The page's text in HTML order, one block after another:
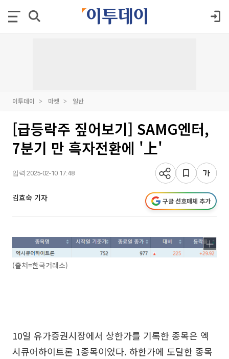
이투데이 마켓 일반
[급등락주 짚어보기] SAMG엔터,
7분기 만 흑자전환에 '上'
입력 2025-02-10 17:48
김효숙 기자 구글 선호매체 추가
(출처=한국거래소)
10일 유가증권시장에서 상한가를 기록한 종목은 엑
시큐어하이트론 1종목이었다. 하한가에 도달한 종목